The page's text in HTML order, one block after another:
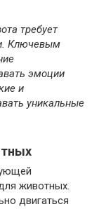
требует
Ключевым
эмоции
и
уникальные
животных.
двигаться